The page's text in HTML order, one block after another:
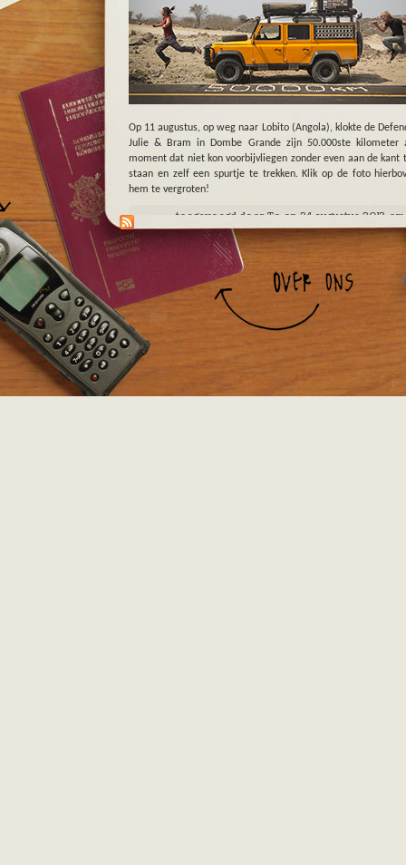
Op 11 augustus, op weg naar Lobito (Angola), klokte de
Julie & Bram in Dombe Grande zijn 50.000ste kilometer
moment dat niet kon voorbijvliegen zonder even aan de kant
staan en zelf een spurtje te trekken. Klik op de foto
hem te vergroten!
toegevoegd door To op 24 augustus 2013 om
1 reactie|reactie
LA RÉPUBLIQUE DÉMOCRATIQUE DU
CONGO
DR Congo mag dan al ruim 50 jaar onafhankelijk zijn, voor
Bram lijkt het toch een beetje thuiskomen. U leest het